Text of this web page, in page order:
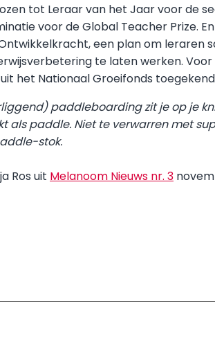
tot Leraar van het Jaar voor de
voor de Global Teacher Prize.
een plan om leraren
te laten werken.
het Nationaal Groeifonds
paddleboarding zit je op je
als paddle. Niet te verwarren met
stok.
Ros uit Melanoom Nieuws nr. 3